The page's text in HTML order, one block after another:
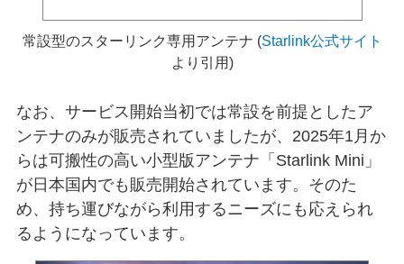
常設型のスターリンク専用アンテナ (Starlink公式サイト
より引用)
なお、サービス開始当初では常設を前提としたア
ンテナのみが販売されていましたが、2025年1月か
らは可搬性の高い小型版アンテナ「Starlink Mini」
が日本国内でも販売開始されています。そのた
め、持ち運びながら利用するニーズにも応えられ
るようになっています。